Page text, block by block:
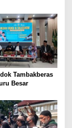
Tambakberas
Besar